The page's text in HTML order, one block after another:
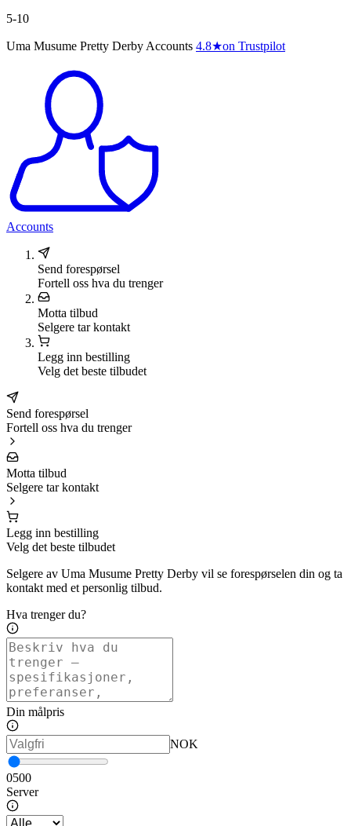
5-10
Uma Musume Pretty Derby Accounts 4.8★on Trustpilot
Accounts
Send forespørsel
Fortell oss hva du trenger
Motta tilbud
Selgere tar kontakt
Legg inn bestilling
Velg det beste tilbudet
Send forespørsel
Fortell oss hva du trenger
Motta tilbud
Selgere tar kontakt
Legg inn bestilling
Velg det beste tilbudet
Selgere av Uma Musume Pretty Derby vil se forespørselen din og ta
kontakt med et personlig tilbud.
Hva trenger du?
Din målpris
NOK
0500
Server